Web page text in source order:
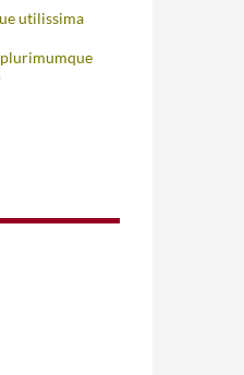
utilissima